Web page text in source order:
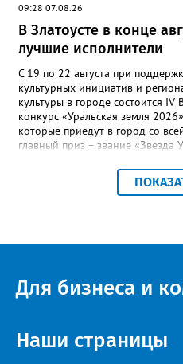
09:28 07.08.26
В Златоусте в конце
лучшие исполнители
С 19 по 22 августа при
культурных инициатив и
культуры в городе состоится IV
конкурс «Уральская земля
которые приедут в город со
главный приз – звание «Звезда
прослушивания участников,
наставников, выступления
Челябинской, Свердловской,
идейный вдохновитель,
певец, победитель главного
искусства «Золотая лира»,
на Первом канале, обладатель
Для бизнеса и
Наши страницы